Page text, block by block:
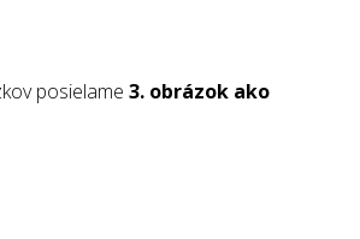
posielame3. obrázok ako